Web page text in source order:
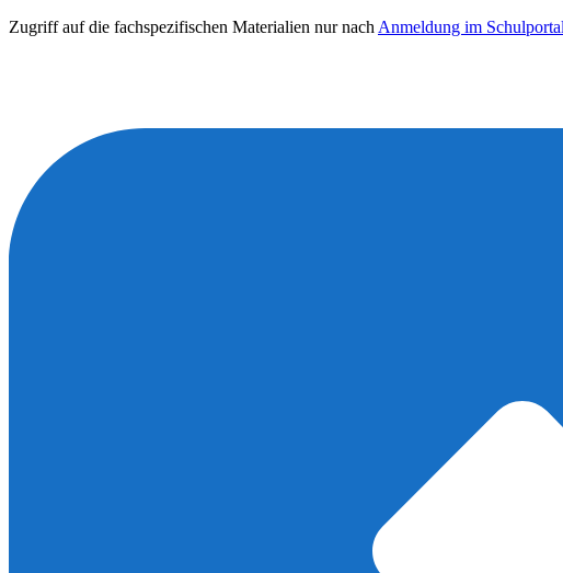
Zugriff auf die fachspezifischen Materialien nur nach Anmeldung im Schulportal